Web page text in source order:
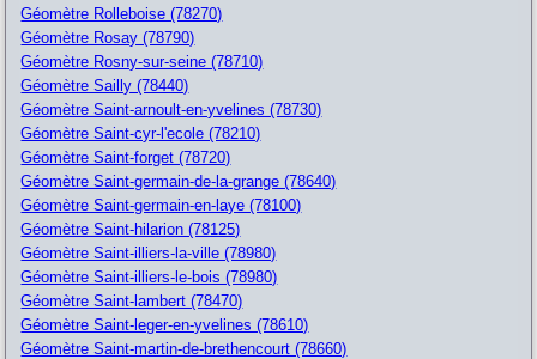
Géomètre Rolleboise (78270)
Géomètre Rosay (78790)
Géomètre Rosny-sur-seine (78710)
Géomètre Sailly (78440)
Géomètre Saint-arnoult-en-yvelines (78730)
Géomètre Saint-cyr-l'ecole (78210)
Géomètre Saint-forget (78720)
Géomètre Saint-germain-de-la-grange (78640)
Géomètre Saint-germain-en-laye (78100)
Géomètre Saint-hilarion (78125)
Géomètre Saint-illiers-la-ville (78980)
Géomètre Saint-illiers-le-bois (78980)
Géomètre Saint-lambert (78470)
Géomètre Saint-leger-en-yvelines (78610)
Géomètre Saint-martin-de-brethencourt (78660)